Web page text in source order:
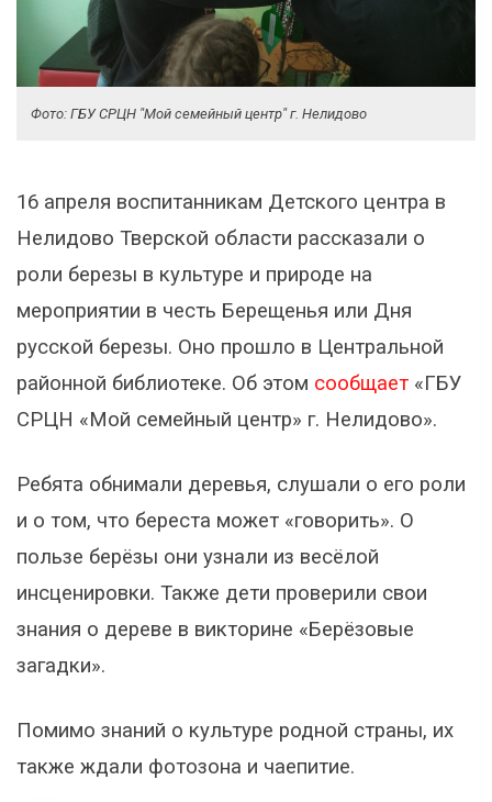
Фото: ГБУ СРЦН "Мой семейный центр" г. Нелидово
16 апреля воспитанникам Детского центра в
Нелидово Тверской области рассказали о
роли березы в культуре и природе на
мероприятии в честь Берещенья или Дня
русской березы. Оно прошло в Центральной
районной библиотеке. Об этом сообщает «ГБУ
СРЦН «Мой семейный центр» г. Нелидово».
Ребята обнимали деревья, слушали о его роли
и о том, что береста может «говорить». О
пользе берёзы они узнали из весёлой
инсценировки. Также дети проверили свои
знания о дереве в викторине «Берёзовые
загадки».
Помимо знаний о культуре родной страны, их
также ждали фотозона и чаепитие.